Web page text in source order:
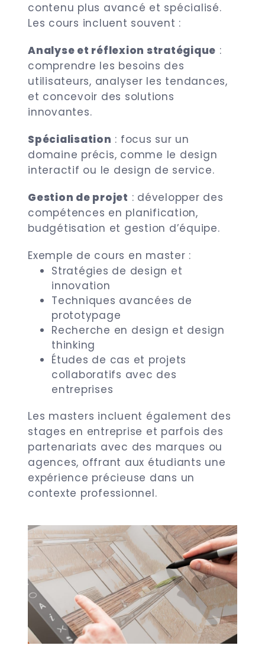
contenu plus avancé et spécialisé.
Les cours incluent souvent :
Analyse et réflexion stratégique :
comprendre les besoins des
utilisateurs, analyser les tendances,
et concevoir des solutions
innovantes.
Spécialisation : focus sur un
domaine précis, comme le design
interactif ou le design de service.
Gestion de projet : développer des
compétences en planification,
budgétisation et gestion d’équipe.
Exemple de cours en master :
Stratégies de design et
innovation
Techniques avancées de
prototypage
Recherche en design et design
thinking
Études de cas et projets
collaboratifs avec des
entreprises
Les masters incluent également des
stages en entreprise et parfois des
partenariats avec des marques ou
agences, offrant aux étudiants une
expérience précieuse dans un
contexte professionnel.